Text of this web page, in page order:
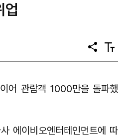
업
공
유
텍
스
기
어 관람객 1000만을 돌파했
에이비오엔터테인먼트에 따